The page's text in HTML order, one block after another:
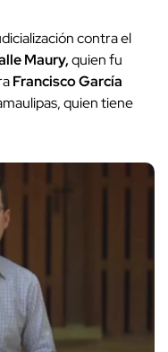
contra el
Maury,quien fu
Francisco García
quien tiene